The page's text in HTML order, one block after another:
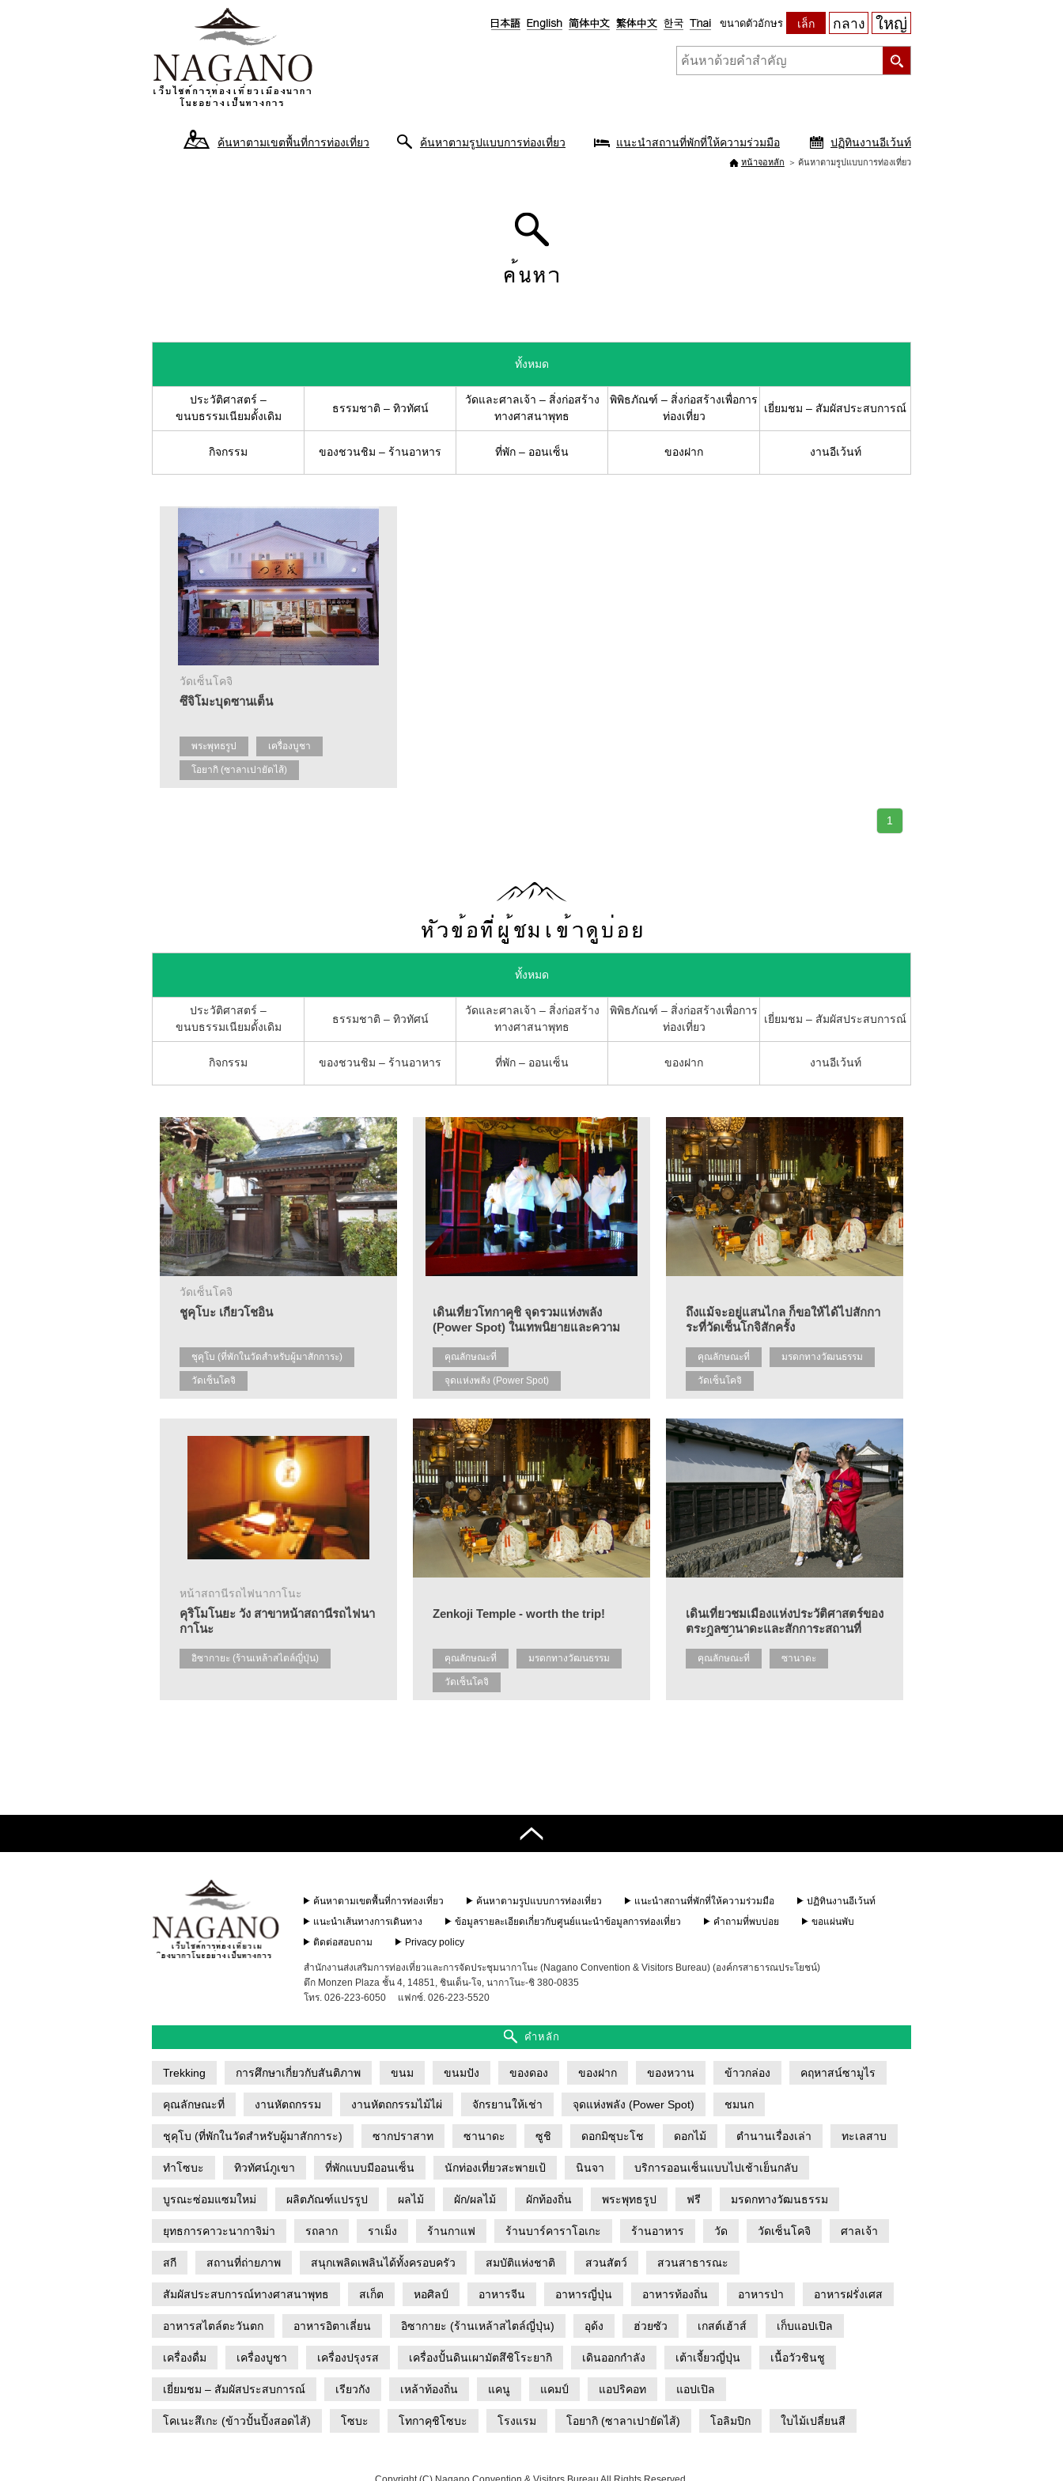
ขนาดตัวอักษร เล็ก กลาง ใหญ่
ค้นหาตามเขตพื้นที่การท่องเที่ยว ค้นหาตามรูปแบบการท่องเที่ยว แนะนำสถานที่พักที่ให้ความร่วมมือ ปฏิทินงานอีเว้นท์
หน้าจอหลัก ค้นหาตามรูปแบบการท่องเที่ยว
ทั้งหมด
ประวัติศาสตร์ –
ขนบธรรมเนียมดั้งเดิม
ธรรมชาติ – ทิวทัศน์
วัดและศาลเจ้า – สิ่งก่อสร้าง
ทางศาสนาพุทธ
พิพิธภัณฑ์ – สิ่งก่อสร้างเพื่อการ
ท่องเที่ยว
เยี่ยมชม – สัมผัสประสบการณ์
กิจกรรม ของชวนชิม – ร้านอาหาร ที่พัก – ออนเซ็น ของฝาก งานอีเว้นท์
วัดเซ็นโคจิ
ซึจิโมะบุดซานเต็น
พระพุทธรูป เครื่องบูชา
โอยากิ (ซาลาเปายัดไส้)
1
ทั้งหมด
ประวัติศาสตร์ –
ขนบธรรมเนียมดั้งเดิม
ธรรมชาติ – ทิวทัศน์
วัดและศาลเจ้า – สิ่งก่อสร้าง
ทางศาสนาพุทธ
พิพิธภัณฑ์ – สิ่งก่อสร้างเพื่อการ
ท่องเที่ยว
เยี่ยมชม – สัมผัสประสบการณ์
กิจกรรม ของชวนชิม – ร้านอาหาร ที่พัก – ออนเซ็น ของฝาก งานอีเว้นท์
วัดเซ็นโคจิ
ชูคุโบะ เกียวโชอิน
ชุคุโบ (ที่พักในวัดสำหรับผู้มาสักการะ)
วัดเซ็นโคจิ
เดินเที่ยวโทกาคุชิ จุดรวมแห่งพลัง
(Power Spot) ในเทพนิยายและความ
คุณลักษณะที่
จุดแห่งพลัง (Power Spot)
ถึงแม้จะอยู่แสนไกล ก็ขอให้ได้ไปสักกา
ระที่วัดเซ็นโกจิสักครั้ง
คุณลักษณะที่ มรดกทางวัฒนธรรม
วัดเซ็นโคจิ
หน้าสถานีรถไฟนากาโนะ
คุริโมโนยะ วัง สาขาหน้าสถานีรถไฟนา
กาโนะ
อิซากายะ (ร้านเหล้าสไตล์ญี่ปุ่น)
Zenkoji Temple - worth the trip!
คุณลักษณะที่ มรดกทางวัฒนธรรม
วัดเซ็นโคจิ
เดินเที่ยวชมเมืองแห่งประวัติศาสตร์ของ
ตระกูลซานาดะและสักการะสถานที่
คุณลักษณะที่ ซานาดะ
ค้นหาตามเขตพื้นที่การท่องเที่ยว ค้นหาตามรูปแบบการท่องเที่ยว แนะนำสถานที่พักที่ให้ความร่วมมือ
ปฏิทินงานอีเว้นท์
แนะนำเส้นทางการเดินทาง
ข้อมูลรายละเอียดเกี่ยวกับศูนย์แนะนำข้อมูลการท่องเที่ยว คำถามที่พบบ่อย
ขอแผ่นพับ
ติดต่อสอบถาม
Privacy policy
สำนักงานส่งเสริมการท่องเที่ยวและการจัดประชุมนากาโนะ (Nagano Convention & Visitors Bureau) (องค์กรสาธารณประโยชน์)
ตึก Monzen Plaza ชั้น 4, 14851, ชินเด็น-โจ, นากาโนะ-ชิ 380-0835
โทร. 026-223-6050
แฟกซ์. 026-223-5520
คำหลัก
Trekking การศึกษาเกี่ยวกับสันติภาพ ขนม ขนมปัง ของดอง ของฝาก ของหวาน ข้าวกล่อง คฤหาสน์ซามูไร
คุณลักษณะที่ งานหัตถกรรม งานหัตถกรรมไม้ไผ่ จักรยานให้เช่า จุดแห่งพลัง (Power Spot) ชมนก
ชุคุโบ (ที่พักในวัดสำหรับผู้มาสักการะ) ซากปราสาท ซานาดะ ซูชิ ดอกมิซุบะโช ดอกไม้ ตำนานเรื่องเล่า ทะเลสาบ
ทำโซบะ ทิวทัศน์ภูเขา ที่พักแบบมีออนเซ็น นักท่องเที่ยวสะพายเป้ นินจา บริการออนเซ็นแบบไปเช้าเย็นกลับ
บูรณะซ่อมแซมใหม่ ผลิตภัณฑ์แปรรูป ผลไม้ ผัก/ผลไม้ ผักท้องถิ่น พระพุทธรูป ฟรี มรดกทางวัฒนธรรม
ยุทธการคาวะนากาจิม่า รถลาก ราเม็ง ร้านกาแฟ ร้านบาร์คาราโอเกะ ร้านอาหาร วัด วัดเซ็นโคจิ ศาลเจ้า
สกี สถานที่ถ่ายภาพ สนุกเพลิดเพลินได้ทั้งครอบครัว สมบัติแห่งชาติ สวนสัตว์ สวนสาธารณะ
สัมผัสประสบการณ์ทางศาสนาพุทธ สเก็ต หอศิลป์ อาหารจีน อาหารญี่ปุ่น อาหารท้องถิ่น อาหารป่า อาหารฝรั่งเศส
อาหารสไตล์ตะวันตก อาหารอิตาเลี่ยน อิซากายะ (ร้านเหล้าสไตล์ญี่ปุ่น) อุด้ง ฮ่วยซัว เกสต์เฮ้าส์ เก็บแอปเปิล
เครื่องดื่ม เครื่องบูชา เครื่องปรุงรส เครื่องปั้นดินเผามัตสึชิโระยากิ เดินออกกำลัง เต้าเจี้ยวญี่ปุ่น เนื้อวัวชินชู
เยี่ยมชม – สัมผัสประสบการณ์ เรียวกัง เหล้าท้องถิ่น แคนู แคมป์ แอปริคอท แอปเปิล
โคเนะสึเกะ (ข้าวปั้นปิ้งสอดไส้) โซบะ โทกาคุชิโซบะ โรงแรม โอยากิ (ซาลาเปายัดไส้) โอลิมปิก ใบไม้เปลี่ยนสี